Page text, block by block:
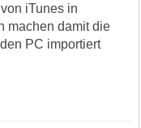
iTunes in
machen damit die
PC importiert